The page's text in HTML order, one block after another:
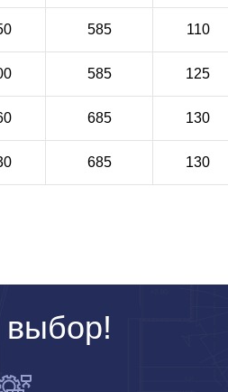
585 110
585 125
685 130
685 130